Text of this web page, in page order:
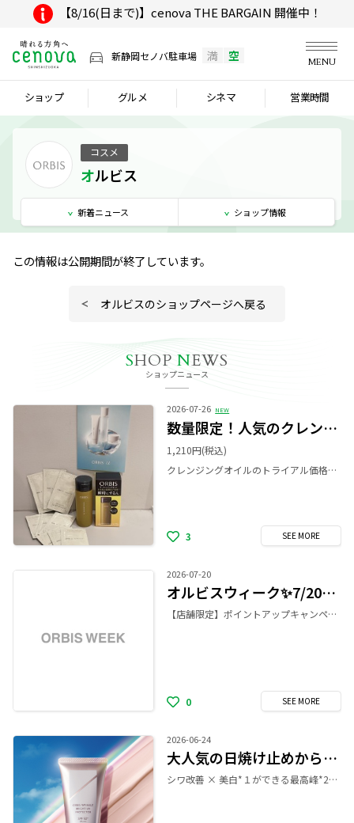
【8/16(日まで)】cenova THE BARGAIN 開催中！
新静岡セノバ駐車場 満 空 MENU
ショップ グルメ シネマ 営業時間
コスメ
オルビス
新着ニュース ショップ情報
この情報は公開期間が終了しています。
オルビスのショップページへ戻る
SHOP NEWS
ショップニュース
2026-07-26 NEW
数量限定！人気のクレンジングトラベルセット✨
1,210円(税込)
クレンジングオイルのトライアル価格1,210円のままで、スキンケア3ステップの3回分サンプル付きのお得なセットです🌟 スキンケアのサンプルはオルビスユー、オルビスユードット、クリアフルより1シリーズお悩みに合わせてお選びいただけます👀 完売間近のアイテムになるので、ぜひこの機会にご覧ください❣️ 【数量限定】 💛クレンジングオイル(トライアルサイズ) ➕ 🩵スキンケアサンプル 3ステップセット(3回分) 価格:1,210円(税込)
3 SEE MORE
2026-07-20
オルビスウィーク✨7/20～8/10 5,500円ポイントアップ❣️
【店舗限定】ポイントアップキャンペーン🫧 7/20（月）から8/10（月）までの期間中、 税込5,500円以上ご購入ごとに500ポイントをプレゼント💡 是非、この機会にお買い物をお楽しみください🌷 ※期間中のご購入なら、お一人様何回でもプレゼント。 ※例）5,500円なら500pt、11,000円なら1000pt、16,500円なら1500pt
0 SEE MORE
2026-06-24
大人気の日焼け止めから新色登場🌟
シワ改善 × 美白*１ができる最高峰*2日焼け止めから トーンアップ*3が叶う新色の「ローズ」登場 ❣️ 大人気の「シワ改善×美白*1×最高峰*２UVケア」の1本3役はそのまま健康的な血色感*3がほのかににじむローズカラーです🩷 白浮きせず肌になじんで、紫外線を防ぎながらいきいき印象へ💡 まるで美容液のような「コクっ、とろんっ、ふっくら」とした気持ちのよいテクスチャーで毎日使いたくなるなめらかな使い心地です💫 夏本番の直前準備🫧 「新色ローズ」と「通常色」をつけ比べしてみませんか？😊店頭で皆様のお越しをお待ちしております✨ *1メラニンの生成を抑え、シミ・ソバカスを防ぐ *2オルビス内最高の紫外線カットレベル *3 メイク効果による 🩷オルビス リンクルブライトＵＶプロテクター N ローズ 容量：50g 医薬部外品 価格：3,850(税込)